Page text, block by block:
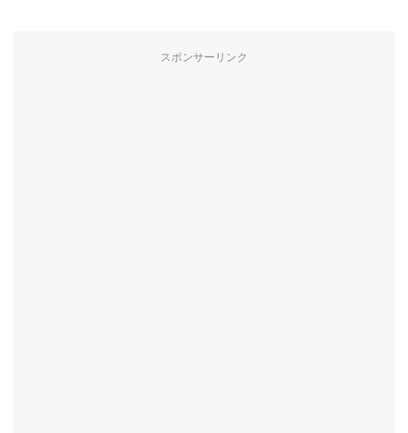
スポンサーリンク